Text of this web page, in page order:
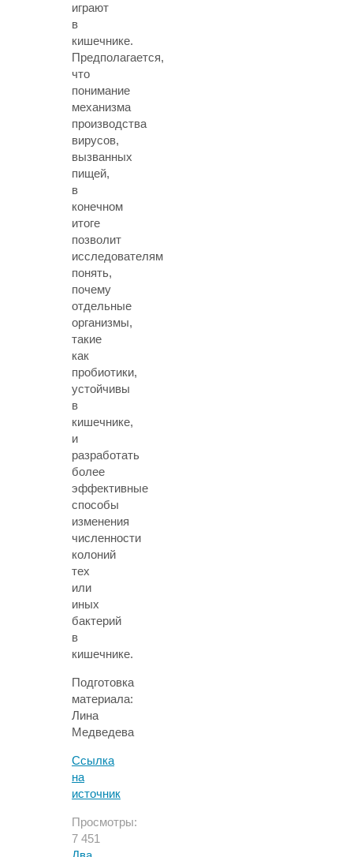
играют
в
кишечнике.
Предполагается,
что
понимание
механизма
производства
вирусов,
вызванных
пищей,
в
конечном
итоге
позволит
исследователям
понять,
почему
отдельные
организмы,
такие
как
пробиотики,
устойчивы
в
кишечнике,
и
разработать
более
эффективные
способы
изменения
численности
колоний
тех
или
иных
бактерий
в
кишечнике.
Подготовка
материала:
Лина
Медведева
Ссылка
на
источник
Просмотры:
7 451